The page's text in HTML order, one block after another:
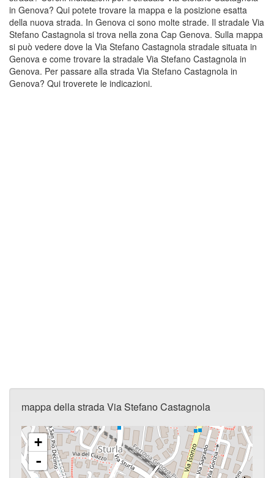
in Genova? Qui potete trovare la mappa e la posizione esatta
della nuova strada. In Genova ci sono molte strade. Il stradale Via
Stefano Castagnola si trova nella zona Cap Genova. Sulla mappa
si può vedere dove la Via Stefano Castagnola stradale situata in
Genova e come trovare la stradale Via Stefano Castagnola in
Genova. Per passare alla strada Via Stefano Castagnola in
Genova? Qui troverete le indicazioni.
mappa della strada Via Stefano Castagnola
+
-